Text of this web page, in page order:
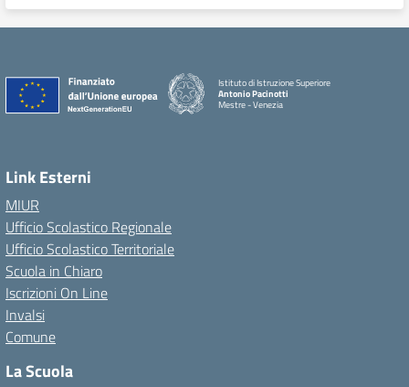
Istituto di Istruzione Superiore
Antonio Pacinotti
Mestre - Venezia
Link Esterni
MIUR
Ufficio Scolastico Regionale
Ufficio Scolastico Territoriale
Scuola in Chiaro
Iscrizioni On Line
Invalsi
Comune
La Scuola